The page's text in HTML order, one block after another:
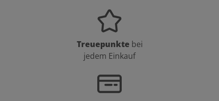
Treuepunkte bei
jedem Einkauf